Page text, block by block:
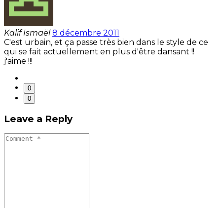
Kalif Ismaël 8 décembre 2011
C'est urbain, et ça passe très bien dans le style de ce
qui se fait actuellement en plus d'être dansant !!
j'aime !!!
0
0
Leave a Reply